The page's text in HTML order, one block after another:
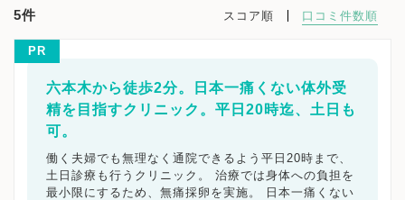
墨田区
板橋区
練馬区 足立区 葛飾区 江戸川区
八王子市
立川市
武蔵野市 三鷹市 青梅市 府中市
昭島市
調布市
国分寺市
国立市 福生市
東久留米市
武蔵村山市 多摩市 稲城市
羽村市
あきる野市
西東京市 東京都その他地域
5件 スコア順 口コミ件数順
PR
六本木から徒歩2分。日本一痛くない体外受
精を目指すクリニック。平日20時迄、土日も
可。
働く夫婦でも無理なく通院できるよう平日20時まで、
土日診療も行うクリニック。 治療では身体への負担を
最小限にするため、無痛採卵を実施。 日本一痛くない